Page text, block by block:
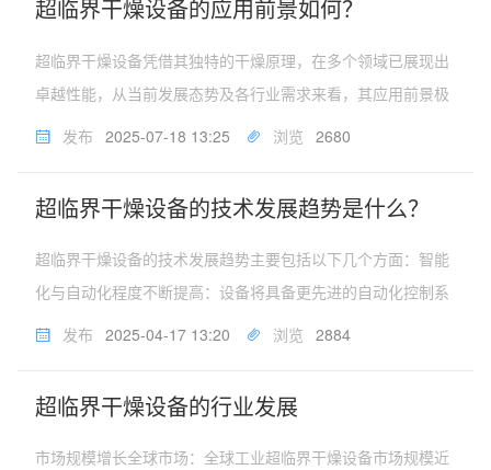
超临界干燥设备的应用前景如何？
超临界干燥设备凭借其独特的干燥原理，在多个领域已展现出
卓越性能，从当前发展态势及各行业需求来看，其应用前景极
为广阔。在新兴材料研发制造方面，超临界干燥设备将持续发
发布 2025-07-18 13:25 浏览 2680
超临界干燥设备的技术发展趋势是什么？
超临界干燥设备的技术发展趋势主要包括以下几个方面：智能
化与自动化程度不断提高：设备将具备更先进的自动化控制系
统，如通过集成AI算法的工艺参数优化系统，可实时采集数据
过程的精准控制。同时，...
发布 2025-04-17 13:20 浏览 2884
超临界干燥设备的行业发展
市场规模增长全球市场：全球工业超临界干燥设备市场规模近